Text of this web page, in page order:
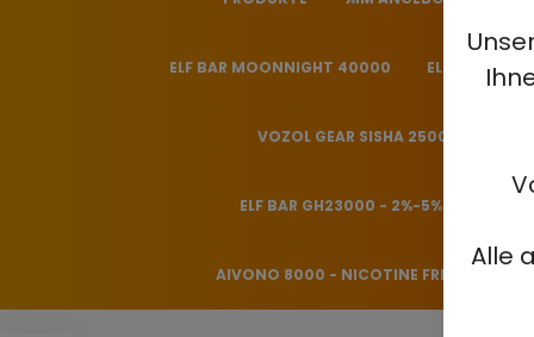
Alle
ELF BAR MOONNIGHT 40000 ELF BAR
VOZOL GEAR SISHA 25000 - 0.5%
ELF BAR GH23000 - 2%-5%
AIVONO 8000 - NICOTINE FREE 0%